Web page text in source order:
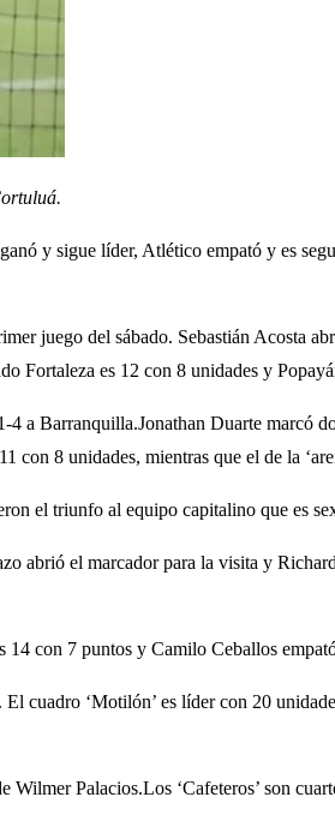
y sigue líder, Atlético empató y es
juego del sábado. Sebastián Acosta
Fortaleza es 12 con 8 unidades y
a Barranquilla.Jonathan Duarte marcó
8 unidades, mientras que el de la
el triunfo al equipo capitalino que es
abrió el marcador para la visita y
con 7 puntos y Camilo Ceballos
cuadro ‘Motilón’ es líder con 20
Palacios.Los ‘Cafeteros’ son